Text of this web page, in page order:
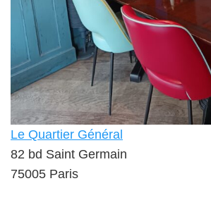
Le Quartier Général
82 bd Saint Germain
75005 Paris